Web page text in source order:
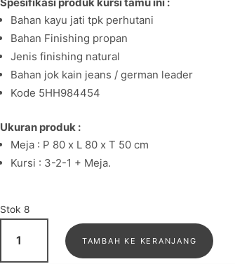
pelanggan
Bahan kayu jati tpk perhutani
Bahan Finishing propan
Jenis finishing natural
Bahan jok kain jeans / german leader
Kode 5HH984454
Ukuran produk :
Meja : P 80 x L 80 x T 50 cm
Kursi : 3-2-1 + Meja.
Stok 8
Kursi
TAMBAH KE KERANJANG